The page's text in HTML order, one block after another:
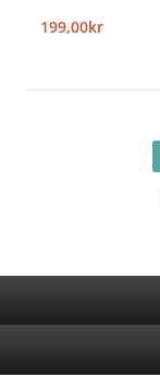
199,00kr